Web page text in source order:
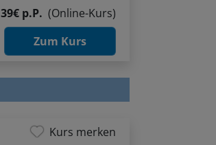
39€ p.P. (Online-Kurs)
Zum Kurs
Kurs merken